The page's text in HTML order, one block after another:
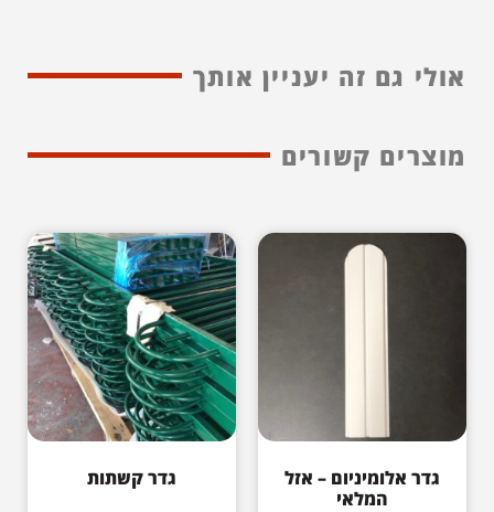
אולי גם זה יעניין אותך
מוצרים קשורים
גדר אלומיניום – אזל
המלאי
גדר קשתות